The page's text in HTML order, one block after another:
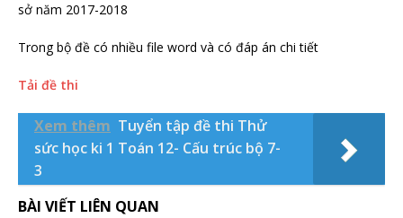
sở năm 2017-2018
Trong bộ đề có nhiều file word và có đáp án chi tiết
Tải đề thi
Xem thêm Tuyển tập đề thi Thử
sức học ki 1 Toán 12- Cấu trúc bộ 7-
3
BÀI VIẾT LIÊN QUAN